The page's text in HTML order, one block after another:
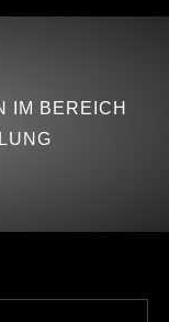
IM BEREICH